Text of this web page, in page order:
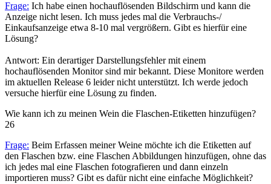
Frage: Ich habe einen hochauflösenden Bildschirm und kann die
Anzeige nicht lesen. Ich muss jedes mal die Verbrauchs-/
Einkaufsanzeige etwa 8-10 mal vergrößern. Gibt es hierfür eine
Lösung?
Antwort: Ein derartiger Darstellungsfehler mit einem
hochauflösenden Monitor sind mir bekannt. Diese Monitore werden
im aktuellen Release 6 leider nicht unterstützt. Ich werde jedoch
versuche hierfür eine Lösung zu finden.
Wie kann ich zu meinen Wein die Flaschen-Etiketten hinzufügen?
26
Frage: Beim Erfassen meiner Weine möchte ich die Etiketten auf
den Flaschen bzw. eine Flaschen Abbildungen hinzufügen, ohne das
ich jedes mal eine Flaschen fotografieren und dann einzeln
importieren muss? Gibt es dafür nicht eine einfache Möglichkeit?